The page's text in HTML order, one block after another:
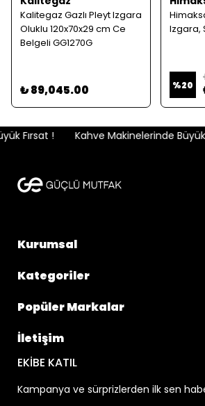
Kalitegaz Gazlı Pleyt Izgara
Oluklu 120x70x29 cm Ce
Belgeli GG1270G
₺ 89,045.00
Izgara,
%20
Fırsat ! Kahve Makinelerinde Büyük
Kurumsal
Kategoriler
Popüler Markalar
İletişim
EKİBE KATIL
Kampanya ve sürprizlerden ilk sen